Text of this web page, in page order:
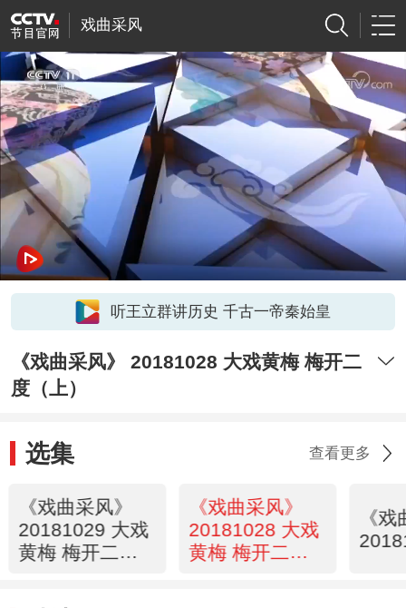
戏曲采风
听王立群讲历史 千古一帝秦始皇
《戏曲采风》 20181028 大戏黄梅 梅开二
度（上）
选集 查看更多
《戏曲采风》
20181029 大戏
黄梅 梅开二度
《戏曲采风》
20181028 大戏
黄梅 梅开二度
《